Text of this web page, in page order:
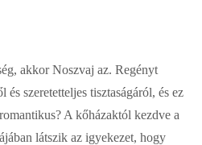
akkor Noszvaj az. Regényt
és szeretetteljes tisztaságáról, és ez
A kőházaktól kezdve a
látszik az igyekezet, hogy